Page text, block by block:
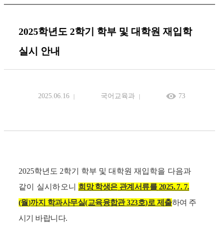
2025학년도 2학기 학부 및 대학원 재입학
실시 안내
2025.06.16 국어교육과 73
2025학년도 2학기 학부 및 대학원 재입학을 다음과
같이 실시하오니 희망 학생은 관계서류를2025. 7. 7.
(월)까지 학과사무실(교육융합관 323호)로 제출하여 주
시기 바랍니다.